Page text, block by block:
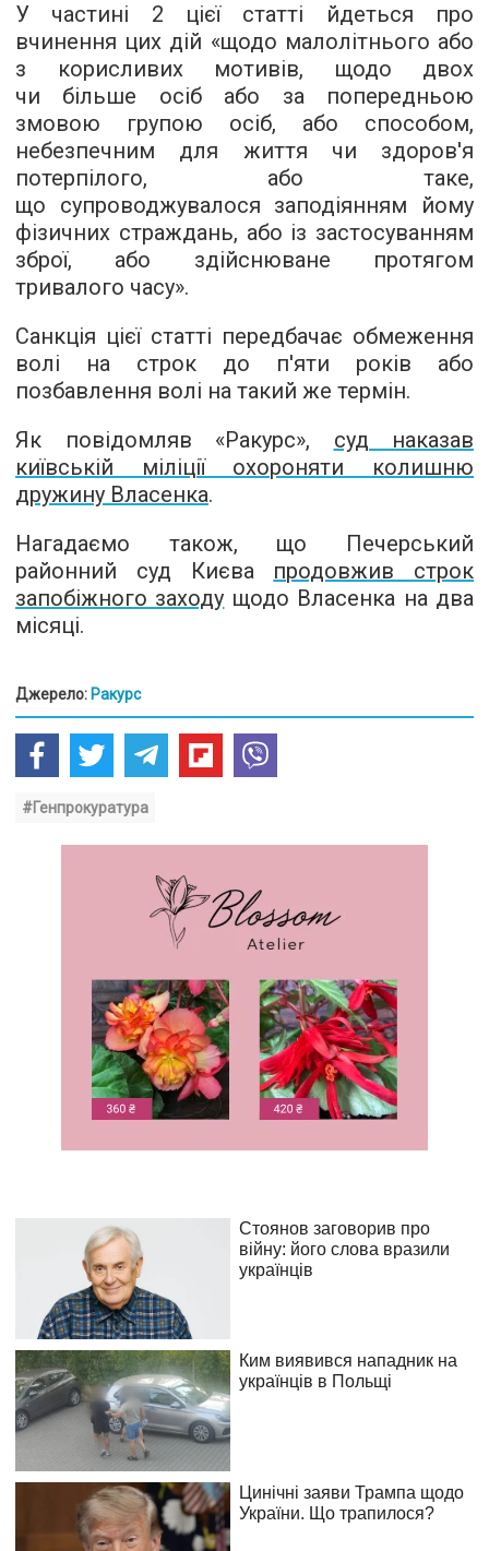
У частині 2 цієї статті йдеться про
вчинення цих дій «щодо малолітнього або
з корисливих мотивів, щодо двох
чи більше осіб або за попередньою
змовою групою осіб, або способом,
небезпечним для життя чи здоров'я
потерпілого, або таке,
що супроводжувалося заподіянням йому
фізичних страждань, або із застосуванням
зброї, або здійснюване протягом
тривалого часу».
Санкція цієї статті передбачає обмеження
волі на строк до п'яти років або
позбавлення волі на такий же термін.
Як повідомляв «Ракурс», суд наказав
київській міліції охороняти колишню
дружину Власенка.
Нагадаємо також, що Печерський
районний суд Києва продовжив строк
запобіжного заходу щодо Власенка на два
місяці.
Джерело: Ракурс
#Генпрокуратура